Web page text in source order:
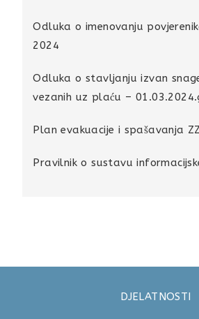
Odluka o imenovanju
2024
Odluka o stavljanju izvan
vezanih uz plaću –
Plan evakuacije i spašavanja
Pravilnik o sustavu
DJELATNOSTI